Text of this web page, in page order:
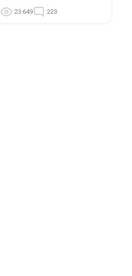
23 649 223